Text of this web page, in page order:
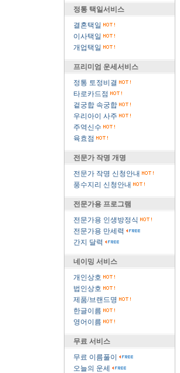
정통 택일서비스
결혼택일
이사택일
개업택일
프리미엄 운세서비스
정통 토정비결
타로카드점
겉궁합 속궁합
우리아이 사주
주역신수
육효점
전문가 작명 개명
전문가 작명 신청안내
풍수지리 신청안내
전문가용 프로그램
전문가용 인생방정식
전문가용 만세력
간지 달력
네이밍 서비스
개인상호
법인상호
제품/브랜드명
한글이름
영어이름
무료 서비스
무료 이름풀이
오늘의 운세